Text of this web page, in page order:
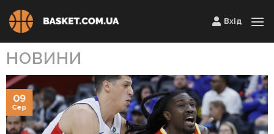
Skip
to
Вхід
НОВИНИ
09
Сер